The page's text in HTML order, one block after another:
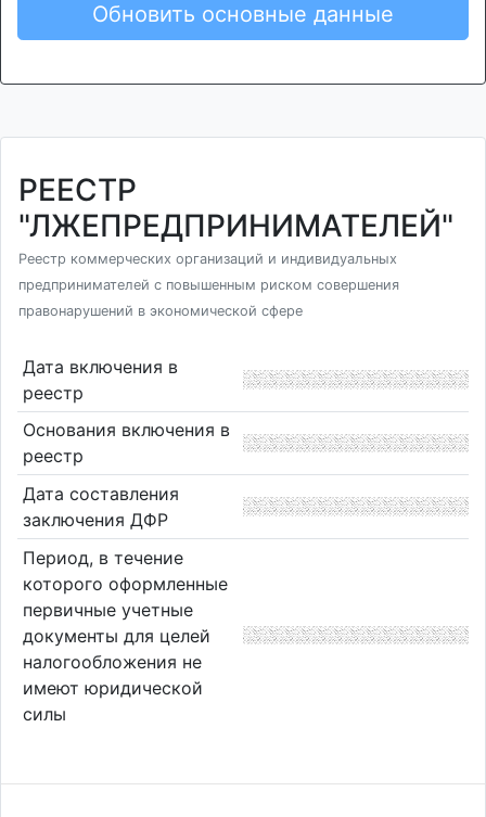
Обновить основные данные
РЕЕСТР
"ЛЖЕПРЕДПРИНИМАТЕЛЕЙ"
Реестр коммерческих организаций и индивидуальных
предпринимателей с повышенным риском совершения
правонарушений в экономической сфере
Дата включения в
реестр
Основания включения в
реестр
Дата составления
заключения ДФР
Период, в течение
которого оформленные
первичные учетные
документы для целей
налогообложения не
имеют юридической
силы